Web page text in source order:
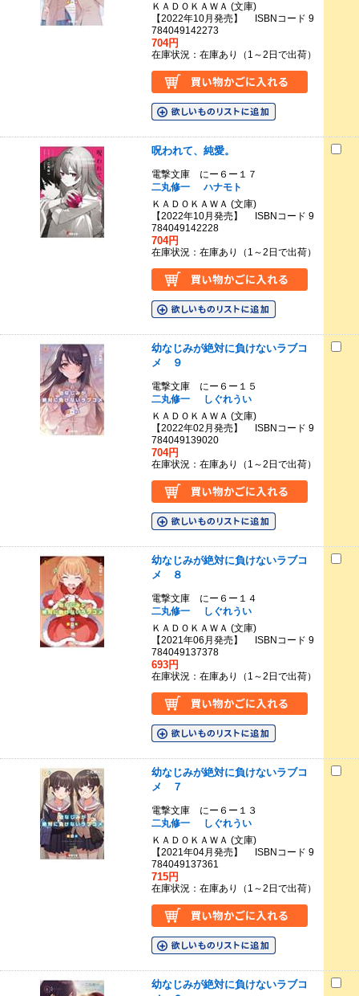
ＫＡＤＯＫＡＷＡ (文庫)
【2022年10月発売】 ISBNコード 9
784049142273
704円
在庫状況：在庫あり（1～2日で出荷）
呪われて、純愛。
電撃文庫 にー６ー１７
二丸修一
ハナモト
ＫＡＤＯＫＡＷＡ (文庫)
【2022年10月発売】 ISBNコード 9
784049142228
704円
在庫状況：在庫あり（1～2日で出荷）
幼なじみが絶対に負けないラブコ
メ ９
電撃文庫 にー６ー１５
二丸修一
しぐれうい
ＫＡＤＯＫＡＷＡ (文庫)
【2022年02月発売】 ISBNコード 9
784049139020
704円
在庫状況：在庫あり（1～2日で出荷）
幼なじみが絶対に負けないラブコ
メ ８
電撃文庫 にー６ー１４
二丸修一
しぐれうい
ＫＡＤＯＫＡＷＡ (文庫)
【2021年06月発売】 ISBNコード 9
784049137378
693円
在庫状況：在庫あり（1～2日で出荷）
幼なじみが絶対に負けないラブコ
メ ７
電撃文庫 にー６ー１３
二丸修一
しぐれうい
ＫＡＤＯＫＡＷＡ (文庫)
【2021年04月発売】 ISBNコード 9
784049137361
715円
在庫状況：在庫あり（1～2日で出荷）
幼なじみが絶対に負けないラブコ